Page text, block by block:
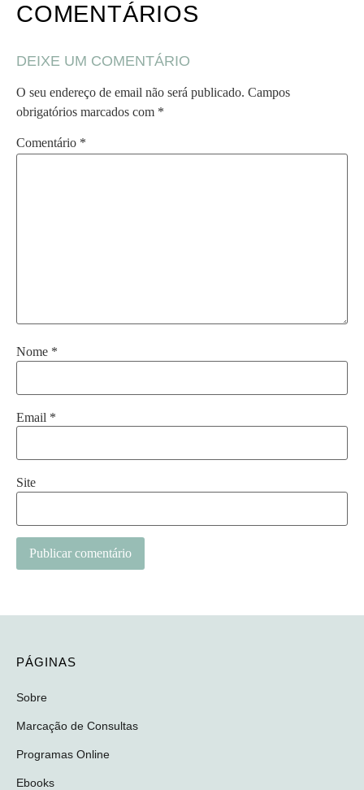
COMENTÁRIOS
DEIXE UM COMENTÁRIO
O seu endereço de email não será publicado. Campos
obrigatórios marcados com *
Comentário *
Nome *
Email *
Site
PÁGINAS
Sobre
Marcação de Consultas
Programas Online
Ebooks